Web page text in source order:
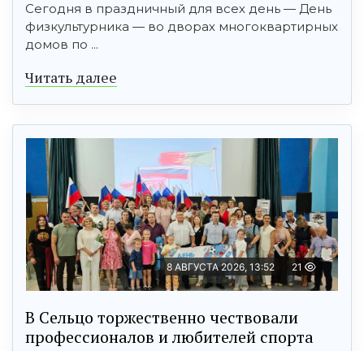
Сегодня в праздничный для всех день — День
физкультурника — во дворах многоквартирных
домов по ...
Читать далее
8 АВГУСТА 2026, 13:52 21
В Сельцо торжественно чествовали
профессионалов и любителей спорта